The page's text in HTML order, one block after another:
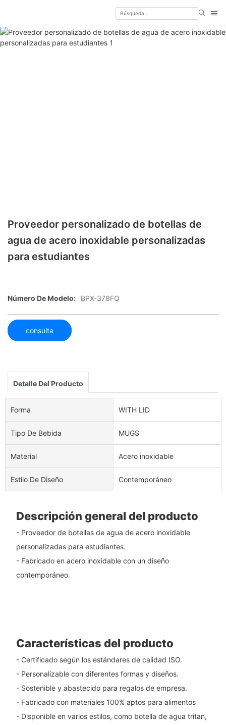
Proveedor personalizado de botellas de
agua de acero inoxidable personalizadas
para estudiantes
Número De Modelo: BPX-378FQ
consulta
Detalle Del Producto
Forma WITH LID
Tipo De Bebida MUGS
Material Acero inoxidable
Estilo De Diseño Contemporáneo
Descripción general del producto
- Proveedor de botellas de agua de acero inoxidable
personalizadas para estudiantes.
- Fabricado en acero inoxidable con un diseño
contemporáneo.
Características del producto
- Certificado según los estándares de calidad ISO.
- Personalizable con diferentes formas y diseños.
- Sostenible y abastecido para regalos de empresa.
- Fabricado con materiales 100% aptos para alimentos
- Disponible en varios estilos, como botella de agua tritan,